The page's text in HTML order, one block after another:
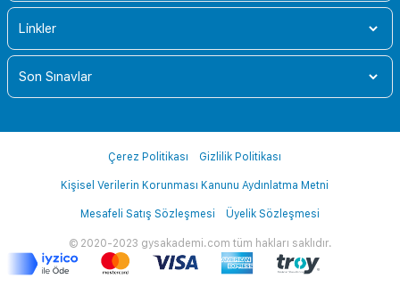
Linkler
Son Sınavlar
© 2020-2023 gysakademi.com tüm hakları saklıdır.
Çerez Politikası Gizlilik Politikası
Kişisel Verilerin Korunması Kanunu Aydınlatma Metni
Mesafeli Satış Sözleşmesi Üyelik Sözleşmesi